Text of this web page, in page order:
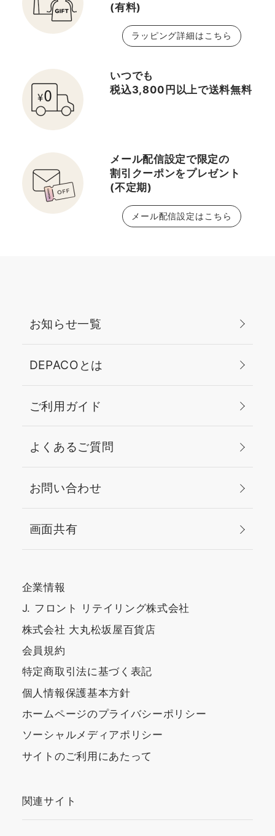
(有料)
ラッピング詳細はこちら
いつでも
税込3,800円以上で送料無料
メール配信設定で限定の
割引クーポンをプレゼント
(不定期)
メール配信設定はこちら
お知らせ一覧
DEPACOとは
ご利用ガイド
よくあるご質問
お問い合わせ
画面共有
企業情報
J. フロント リテイリング株式会社
株式会社 大丸松坂屋百貨店
会員規約
特定商取引法に基づく表記
個人情報保護基本方針
ホームページのプライバシーポリシー
ソーシャルメディアポリシー
サイトのご利用にあたって
関連サイト